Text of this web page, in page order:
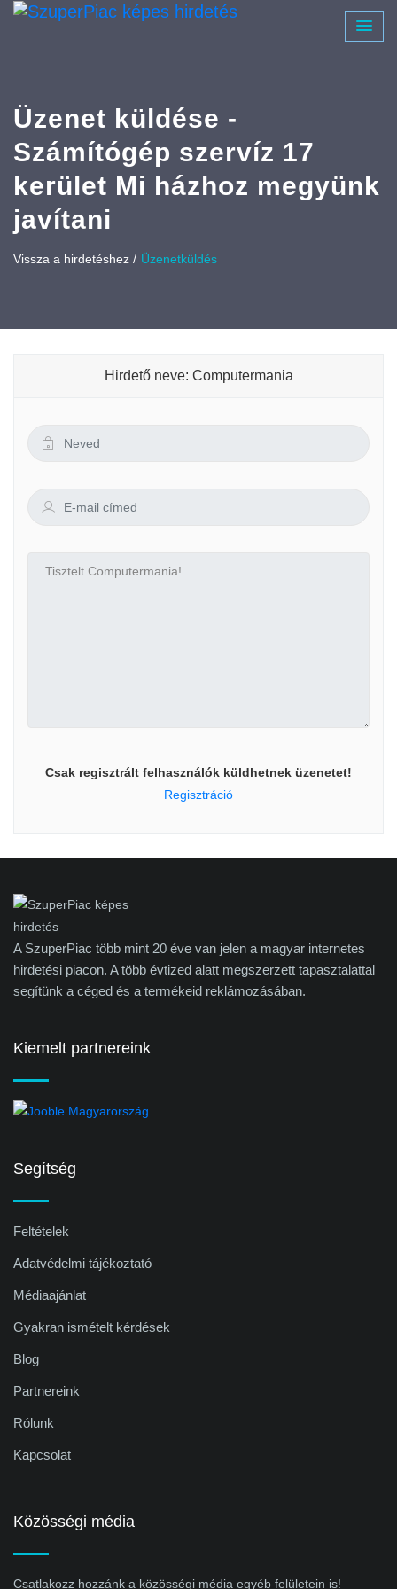
Üzenet küldése -
Számítógép szervíz 17
kerület Mi házhoz megyünk
javítani
Vissza a hirdetéshez / Üzenetküldés
Hirdető neve: Computermania
Csak regisztrált felhasználók küldhetnek üzenetet!
Regisztráció
A SzuperPiac több mint 20 éve van jelen a magyar internetes
hirdetési piacon. A több évtized alatt megszerzett tapasztalattal
segítünk a céged és a termékeid reklámozásában.
Kiemelt partnereink
Segítség
Feltételek
Adatvédelmi tájékoztató
Médiaajánlat
Gyakran ismételt kérdések
Blog
Partnereink
Rólunk
Kapcsolat
Közösségi média
Csatlakozz hozzánk a közösségi média egyéb felületein is!